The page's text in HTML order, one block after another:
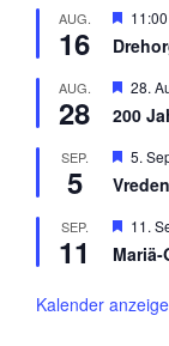
ee
h
o
e
n
o
r
e
h
o
e
AUG.
16
H
r
o
r
e
h
o
e
11:00
AUG.
28
H
r
o
r
e
h
o
n
28.
200
SEP.
5
H
r
o
r
h
5.
SEP.
11
H
r
o
11.
Kalender